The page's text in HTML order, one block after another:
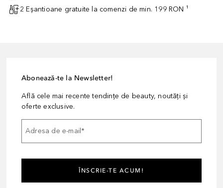
2 Eșantioane gratuite la comenzi de min. 199 RON ¹
Abonează-te la Newsletter!
Află cele mai recente tendințe de beauty, noutăți și
oferte exclusive.
Adresa de e-mail*
ÎNSCRIE-TE ACUM!